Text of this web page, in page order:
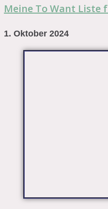
Meine To Want Liste
1. Oktober 2024